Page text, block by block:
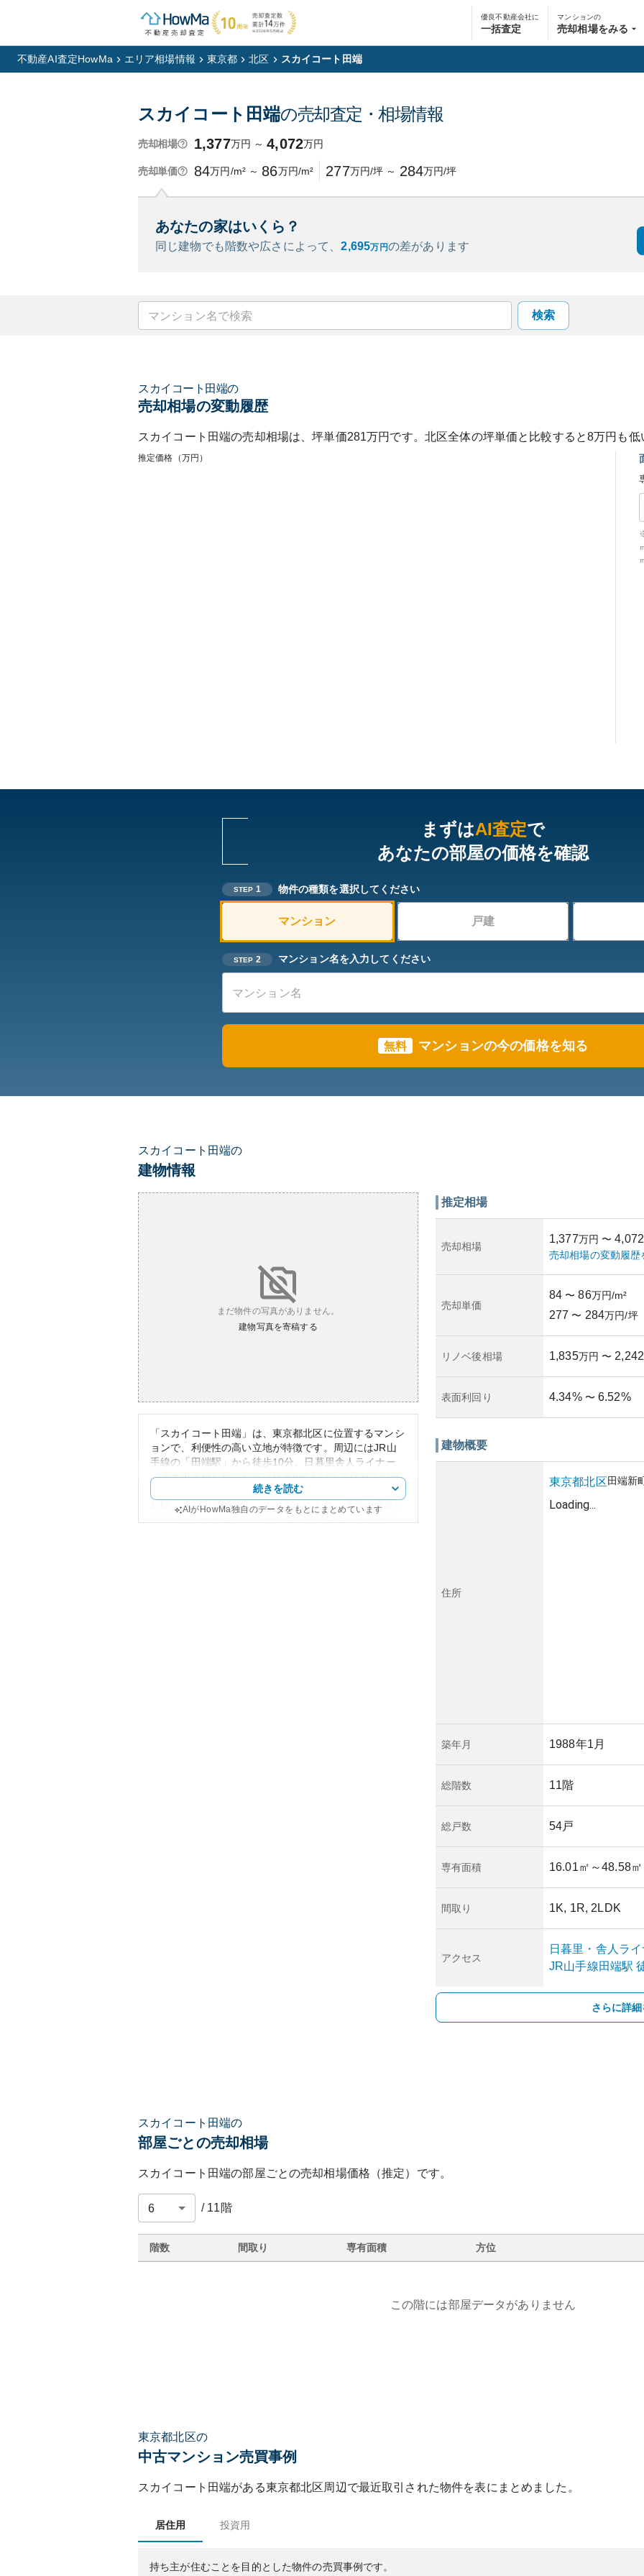
優良不動産会社に
一括査定
マンションの
売却相場をみる
不動産AI査定HowMa エリア相場情報 東京都 北区 スカイコート田端
スカイコート田端の売却査定・相場情報
売却相場 1,377万円 ～ 4,072万円
売却単価 84万円/m² ～ 86万円/m² 277万円/坪 ～ 284万円/坪
あなたの家はいくら？
同じ建物でも階数や広さによって、2,695万円の差があります
検索
スカイコート田端の
売却相場の変動履歴
スカイコート田端の売却相場は、坪単価281万円です。 北区全体の坪単価と比較すると8万円も低
推定価格（万円）
まずはAI査定で
あなたの部屋の価格を確認
STEP 1 物件の種類を選択してください
マンション 戸建
STEP 2 マンション名を入力してください
無料 マンションの今の価格を知る
スカイコート田端の
建物情報
まだ物件の写真がありません。
建物写真を寄稿する
「スカイコート田端」は、東京都北区に位置するマンシ
ョンで、利便性の高い立地が特徴です。周辺にはJR山
手線の「田端駅」から徒歩10分、日暮里舎人ライナー
「赤土小学校前駅」からは徒歩9分というアクセスの良
さがあります。また、都電荒川線の「小台駅」や「宮ノ
前駅」も利用可能です。この立地により、通勤や通学に
続きを読む
AIがHowMa独自のデータをもとにまとめています
推定相場
売却相場
1,377万円 〜 4,072
売却相場の変動履歴
売却単価
84 〜 86万円/m²
277 〜 284万円/坪
リノベ後相場 1,835万円 〜 2,242
表面利回り 4.34% 〜 6.52%
建物概要
住所
東京都北区田端新
Loading...
築年月 1988年1月
総階数 11階
総戸数 54戸
専有面積 16.01㎡ ～48.58㎡
間取り 1K, 1R, 2LDK
アクセス
日暮里・舎人ラ
JR山手線田端駅
さらに詳
スカイコート田端の
部屋ごとの売却相場
スカイコート田端の部屋ごとの売却相場価格（推定）です。
/ 11 階
階数 間取り 専有面積 方位
この階には部屋データがありません
東京都北区の
中古マンション売買事例
スカイコート田端がある東京都北区周辺で最近取引された物件を表にまとめました。
居住用 投資用
持ち主が住むことを目的とした物件の売買事例です。